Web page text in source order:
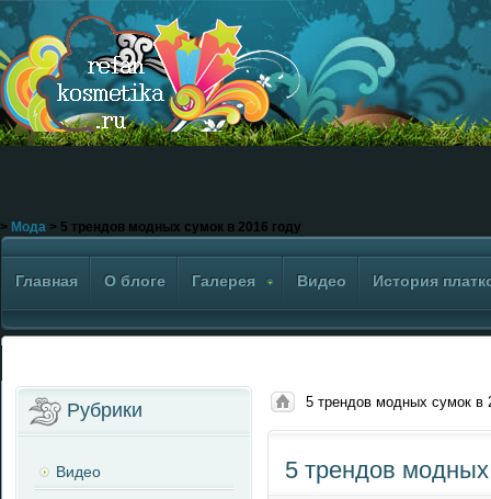
> Мода > 5 трендов модных сумок в 2016 году
Главная О блоге Галерея Видео История
5 трендов модных сумок в
5 трендов
Рубрики
Видео